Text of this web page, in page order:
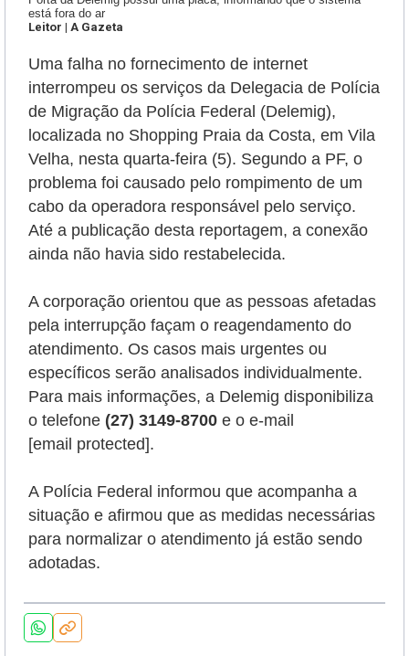
está fora do ar
Leitor | A Gazeta
Uma falha no fornecimento de internet
interrompeu os serviços da Delegacia de Polícia
de Migração da Polícia Federal (Delemig),
localizada no Shopping Praia da Costa, em Vila
Velha, nesta quarta-feira (5). Segundo a PF, o
problema foi causado pelo rompimento de um
cabo da operadora responsável pelo serviço.
Até a publicação desta reportagem, a conexão
ainda não havia sido restabelecida.
A corporação orientou que as pessoas afetadas
pela interrupção façam o reagendamento do
atendimento. Os casos mais urgentes ou
específicos serão analisados individualmente.
Para mais informações, a Delemig disponibiliza
o telefone (27) 3149-8700 e o e-mail
[email protected].
A Polícia Federal informou que acompanha a
situação e afirmou que as medidas necessárias
para normalizar o atendimento já estão sendo
adotadas.